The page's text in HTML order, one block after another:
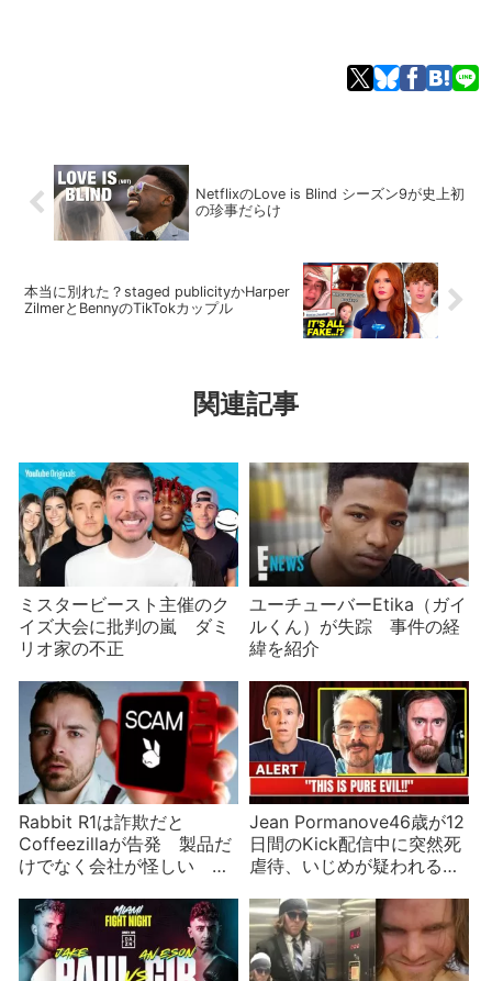
NetflixのLove is Blind シーズン9が史上初
の珍事だらけ
本当に別れた？staged publicityかHarper
ZilmerとBennyのTikTokカップル
関連記事
ミスタービースト主催のク
イズ大会に批判の嵐 ダミ
リオ家の不正
ユーチューバーEtika（ガイ
ルくん）が失踪 事件の経
緯を紹介
Rabbit R1は詐欺だと
Coffeezillaが告発 製品だ
けでなく会社が怪しい 実
NFTを売っていた？
Jean Pormanove46歳が12
日間のKick配信中に突然死
虐待、いじめが疑われるが
は？